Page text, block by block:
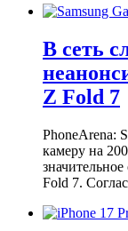
В сеть
Z Fold 7
PhoneArena:
камеру на
Fold 7.